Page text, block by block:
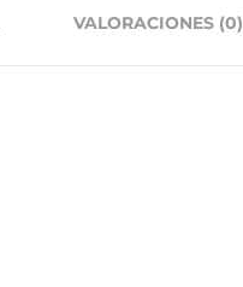
VALORACIONES (0)